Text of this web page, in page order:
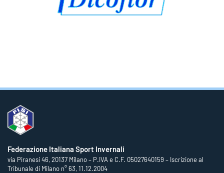
Federazione Italiana Sport Invernali
via Piranesi 46, 20137 Milano – P.IVA e C.F. 05027640159 – Iscrizione al
Tribunale di Milano n° 63, 11.12.2004